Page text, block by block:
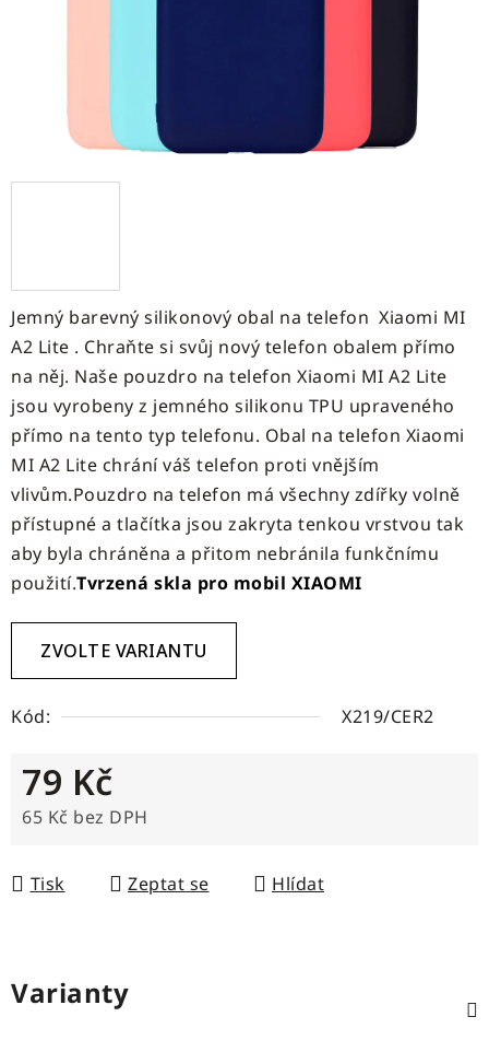
Jemný barevný silikonový obal na telefon Xiaomi MI
A2 Lite . Chraňte si svůj nový telefon obalem přímo
na něj. Naše pouzdro na telefon Xiaomi MI A2 Lite
jsou vyrobeny z jemného silikonu TPU upraveného
přímo na tento typ telefonu. Obal na telefon Xiaomi
MI A2 Lite chrání váš telefon proti vnějším
vlivům.Pouzdro na telefon má všechny zdířky volně
přístupné a tlačítka jsou zakryta tenkou vrstvou tak
aby byla chráněna a přitom nebránila funkčnímu
použití.Tvrzená skla pro mobil XIAOMI
ZVOLTE VARIANTU
Kód: X219/CER2
79 Kč
65 Kč bez DPH
Tisk
Zeptat se Hlídat
Varianty